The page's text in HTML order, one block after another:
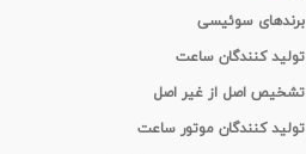
برندهای سوئیسی
تولید کنندگان ساعت
تشخیص اصل از غیر اصل
تولید کنندگان موتور ساعت